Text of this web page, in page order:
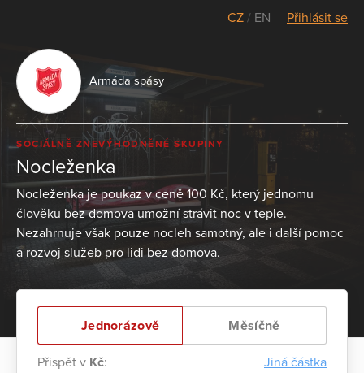
CZ / EN Přihlásit se
Armáda spásy
SOCIÁLNĚ ZNEVÝHODNĚNÉ SKUPINY
Nocleženka
Nocleženka je poukaz v ceně 100 Kč, který jednomu
člověku bez domova umožní strávit noc v teple.
Nezahrnuje však pouze nocleh samotný, ale i další pomoc
a rozvoj služeb pro lidi bez domova.
Jednorázově Měsíčně
Přispět v Kč: Jiná částka